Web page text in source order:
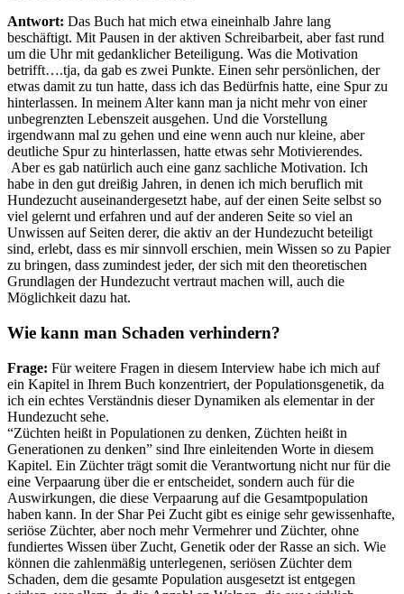
Antwort: Das Buch hat mich etwa eineinhalb Jahre lang
beschäftigt. Mit Pausen in der aktiven Schreibarbeit, aber fast rund
um die Uhr mit gedanklicher Beteiligung. Was die Motivation
betrifft….tja, da gab es zwei Punkte. Einen sehr persönlichen, der
etwas damit zu tun hatte, dass ich das Bedürfnis hatte, eine Spur zu
hinterlassen. In meinem Alter kann man ja nicht mehr von einer
unbegrenzten Lebenszeit ausgehen. Und die Vorstellung
irgendwann mal zu gehen und eine wenn auch nur kleine, aber
deutliche Spur zu hinterlassen, hatte etwas sehr Motivierendes.
Aber es gab natürlich auch eine ganz sachliche Motivation. Ich
habe in den gut dreißig Jahren, in denen ich mich beruflich mit
Hundezucht auseinandergesetzt habe, auf der einen Seite selbst so
viel gelernt und erfahren und auf der anderen Seite so viel an
Unwissen auf Seiten derer, die aktiv an der Hundezucht beteiligt
sind, erlebt, dass es mir sinnvoll erschien, mein Wissen so zu Papier
zu bringen, dass zumindest jeder, der sich mit den theoretischen
Grundlagen der Hundezucht vertraut machen will, auch die
Möglichkeit dazu hat.
Wie kann man Schaden verhindern?
Frage: Für weitere Fragen in diesem Interview habe ich mich auf
ein Kapitel in Ihrem Buch konzentriert, der Populationsgenetik, da
ich ein echtes Verständnis dieser Dynamiken als elementar in der
Hundezucht sehe.
“Züchten heißt in Populationen zu denken, Züchten heißt in
Generationen zu denken” sind Ihre einleitenden Worte in diesem
Kapitel. Ein Züchter trägt somit die Verantwortung nicht nur für die
eine Verpaarung über die er entscheidet, sondern auch für die
Auswirkungen, die diese Verpaarung auf die Gesamtpopulation
haben kann. In der Shar Pei Zucht gibt es einige sehr gewissenhafte,
seriöse Züchter, aber noch mehr Vermehrer und Züchter, ohne
fundiertes Wissen über Zucht, Genetik oder der Rasse an sich. Wie
können die zahlenmäßig unterlegenen, seriösen Züchter dem
Schaden, dem die gesamte Population ausgesetzt ist entgegen